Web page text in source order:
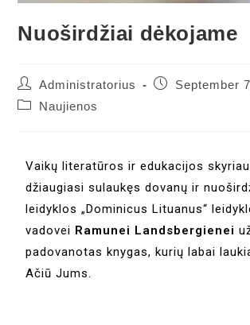
Nuoširdžiai dėkojame
Administratorius
September
Naujienos
Vaikų literatūros ir edukacijos
džiaugiasi sulaukęs dovanų ir
leidyklos „Dominicus Lituanus“
vadovei Ramunei Landsbergienei
padovanotas knygas, kurių labai
Ačiū Jums.